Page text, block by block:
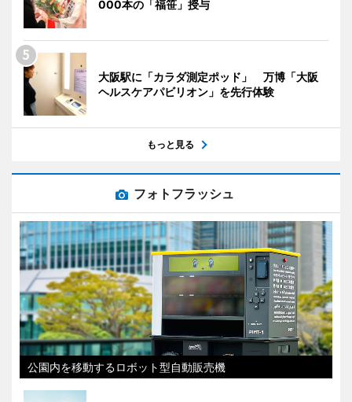
000本の「福笹」授与
大阪駅に「カラダ測定ポッド」 万博「大阪
ヘルスケアパビリオン」を先行体験
もっと見る
フォトフラッシュ
公園内を移動するロボット型自動販売機